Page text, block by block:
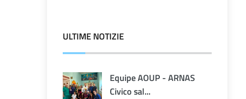
ULTIME NOTIZIE
Equipe AOUP - ARNAS
Civico sal...